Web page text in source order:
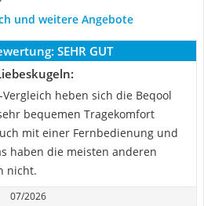
und weitere Angebote
SEHR GUT
heben sich die Beqool
bequemen Tragekomfort
mit einer Fernbedienung und
haben die meisten anderen
nicht.
07/2026